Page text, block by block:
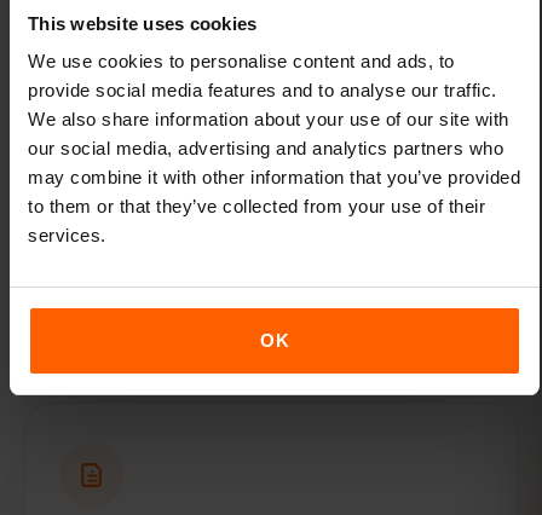
This website uses cookies
We use cookies to personalise content and ads, to
provide social media features and to analyse our traffic.
We also share information about your use of our site with
our social media, advertising and analytics partners who
may combine it with other information that you’ve provided
to them or that they’ve collected from your use of their
services.
OK
Flexibele abonnementen
Kies uit verschillende voordelige data-
precies zoveel of zo weinig data als je nodig